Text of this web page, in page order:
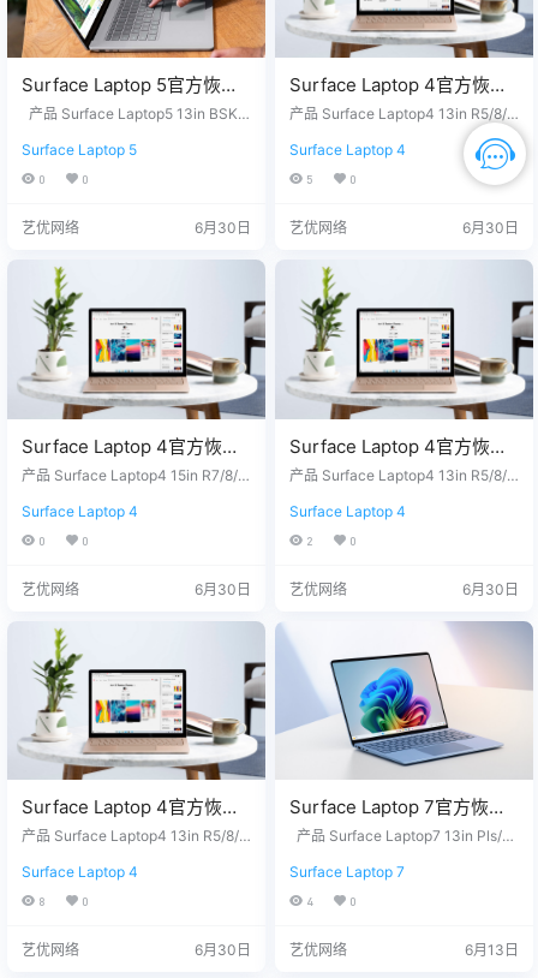
Surface Laptop 5官方恢复
镜像25H2版本
0_2026.331.11901922.zip网
盘下载
产品 Surface Laptop5 13in BSKU
没有找到您需要的文件？ 请联系我
们，提供您设备上的12位产品序列
号，我们为您下载。 QQ/微信：33
7 站长推荐 1. 购买之前请确认平板
请联系我们，服务包满意…
Surface Laptop 5
0 0
艺优网络 6月30日
Surface Laptop 4官方恢复
镜像25H2版本
AMD_BMR_172010_2026.4
02.11949415.zip网盘下载
产品 Surface Laptop4 13in R5/8/2
56 - Windows 11 Home Version 25
H2 没有找到您需要的文件？ 请联
系我们，提供您设备上的12位产品
序列号，我们为您下载。 QQ/微
7650007 站长推荐 1. 购买之前请
任何问题请联系我们，服务包满
意。 2…
Surface Laptop 4
5 0
艺优网络 6月30日
Surface Laptop 4官方恢复
镜像25H2版本
AMD_BMR_82040_2026.40
2.11949415.zip网盘下载
产品 Surface Laptop4 15in R7/8/2
H2 没有找到您需要的文件？ 请联
系我们，提供您设备上的12位产品
序列号，我们为您下载。 QQ/微
7650007 站长推荐 1. 购买之前请
任何问题请联系我们，服务包满
意。 2…
Surface Laptop 4
0 0
艺优网络 6月30日
Surface Laptop 4官方恢复
镜像25H2版本
AMD_BMR_42032_2026.40
2.11949415.zip网盘下载
产品 Surface Laptop4 13in R5/8/1
H2 没有找到您需要的文件？ 请联
系我们，提供您设备上的12位产品
序列号，我们为您下载。 QQ/微
7650007 站长推荐 1. 购买之前请
任何问题请联系我们，服务包满
意。 2…
Surface Laptop 4
2 0
艺优网络 6月30日
Surface Laptop 4官方恢复
镜像25H2版本
AMD_BMR_12010_2026.40
2.11949415.zip网盘下载
产品 Surface Laptop4 13in R5/8/2
H2 没有找到您需要的文件？ 请联
系我们，提供您设备上的12位产品
7650007 站长推荐 1. 购买之前请
Surface Laptop 4
8 0
艺优网络 6月30日
Surface Laptop 7官方恢复
镜像25H2版本
0_2025.1009.11156446.zip
网盘下载
产品 Surface Laptop7 13in Pls/1
25H2 Surface Laptop7 15in BSKU
- Windows 11 Home Version 25H2
…
Surface Laptop 7
4 0
艺优网络 6月13日